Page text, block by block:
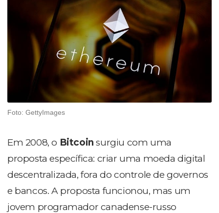
Foto: GettyImages
Em 2008, o Bitcoin surgiu com uma
proposta específica: criar uma moeda digital
descentralizada, fora do controle de governos
e bancos. A proposta funcionou, mas um
jovem programador canadense-russo